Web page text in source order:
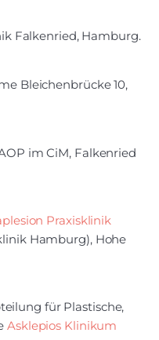
Falkenried, Hamburg.
Bleichenbrücke 10,
im CiM, Falkenried
Praxisklinik
Hamburg), Hohe
für Plastische,
Asklepios Klinikum